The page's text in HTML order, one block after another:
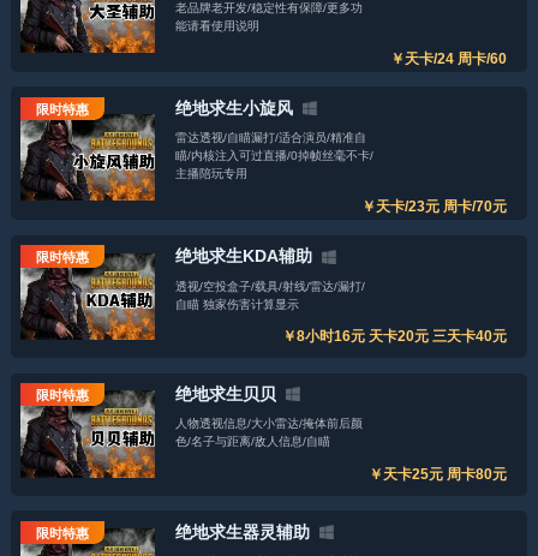
老品牌老开发/稳定性有保障/更多功
能请看使用说明
￥天卡/24 周卡/60
限时特惠 绝地求生小旋风
雷达透视/自瞄漏打/适合演员/精准自
瞄/内核注入可过直播/0掉帧丝毫不卡/
主播陪玩专用
￥天卡/23元 周卡/70元
限时特惠 绝地求生KDA辅助
透视/空投盒子/载具/射线/雷达/漏打/
自瞄 独家伤害计算显示
￥8小时16元 天卡20元 三天卡40元
限时特惠 绝地求生贝贝
人物透视信息/大小雷达/掩体前后颜
色/名子与距离/敌人信息/自瞄
￥天卡25元 周卡80元
限时特惠 绝地求生器灵辅助